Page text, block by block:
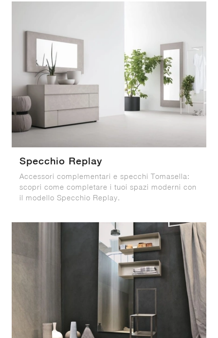
Specchio Replay
Accessori complementari e specchi Tomasella:
scopri come completare i tuoi spazi moderni con
il modello Specchio Replay.